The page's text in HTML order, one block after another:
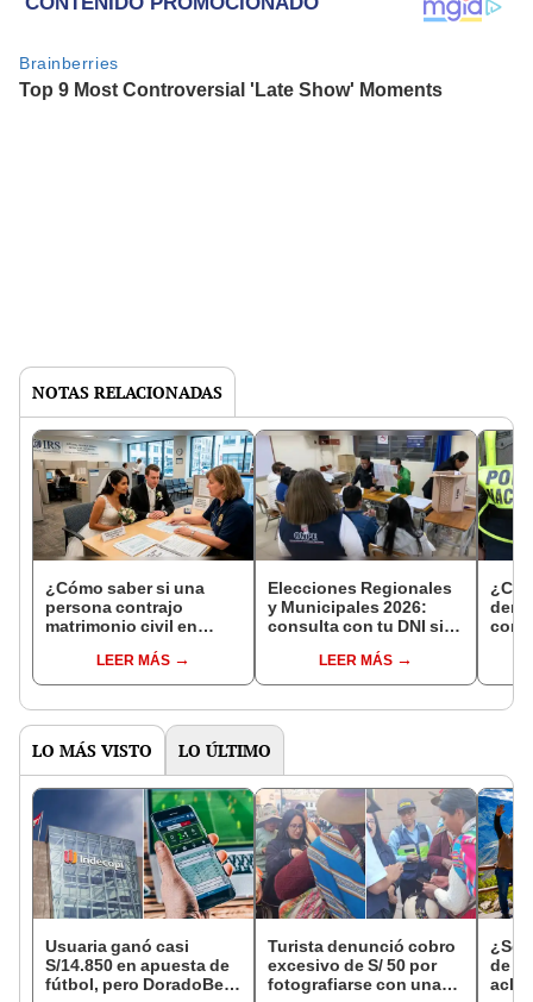
NOTAS RELACIONADAS
¿Cómo saber si una
persona contrajo
matrimonio civil en
LEER MÁS
Elecciones Regionales
y Municipales 2026:
consulta con tu DNI si
de mesa para este 4 de
octubre en el link oficial
LEER MÁS
con
LO MÁS VISTO LO ÚLTIMO
Usuaria ganó casi
S/14.850 en apuesta de
fútbol, pero DoradoBet
Turista denunció cobro
excesivo de S/ 50 por
fotografiarse con una
¿Se
de